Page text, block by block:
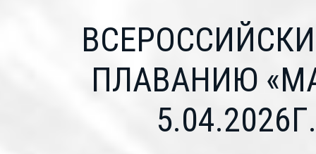
ПЛАВАНИЮ